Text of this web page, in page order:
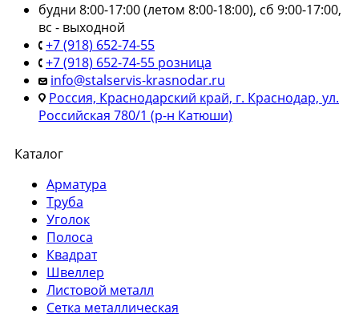
будни 8:00-17:00 (летом 8:00-18:00), сб 9:00-17:00,
вс - выходной
+7 (918) 652-74-55
+7 (918) 652-74-55 розница
info@stalservis-krasnodar.ru
Россия, Краснодарский край, г. Краснодар, ул.
Российская 780/1 (р-н Катюши)
Каталог
Арматура
Труба
Уголок
Полоса
Квадрат
Швеллер
Листовой металл
Сетка металлическая